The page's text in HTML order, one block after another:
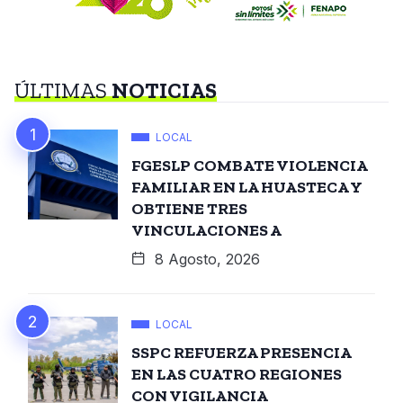
ÚLTIMASNOTICIAS
LOCAL
FGESLP COMBATE VIOLENCIA
FAMILIAR EN LA HUASTECA Y
OBTIENE TRES
VINCULACIONES A
8 Agosto, 2026
LOCAL
SSPC REFUERZA PRESENCIA
EN LAS CUATRO REGIONES
CON VIGILANCIA